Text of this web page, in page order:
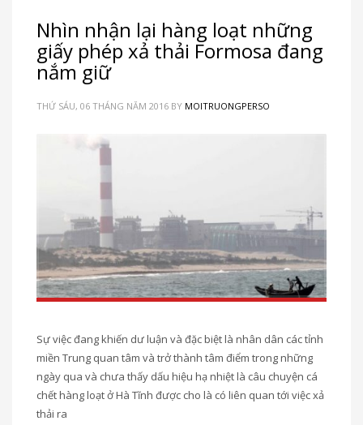
Nhìn nhận lại hàng loạt những
giấy phép xả thải Formosa đang
nắm giữ
THỨ SÁU, 06 THÁNG NĂM 2016 BY MOITRUONGPERSO
Sự việc đang khiến dư luận và đặc biệt là nhân dân các tỉnh
miền Trung quan tâm và trở thành tâm điểm trong những
ngày qua và chưa thấy dấu hiệu hạ nhiệt là câu chuyện cá
chết hàng loạt ở Hà Tĩnh được cho là có liên quan tới việc xả
thải ra